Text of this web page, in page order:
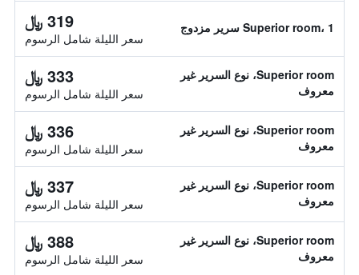
Superior room، 1 سرير مزدوج 319 ﷼
سعر الليلة شامل الرسوم
Superior room، نوع السرير غير
معروف
333 ﷼
سعر الليلة شامل الرسوم
Superior room، نوع السرير غير
معروف
336 ﷼
سعر الليلة شامل الرسوم
Superior room، نوع السرير غير
معروف
337 ﷼
سعر الليلة شامل الرسوم
Superior room، نوع السرير غير
معروف
388 ﷼
سعر الليلة شامل الرسوم